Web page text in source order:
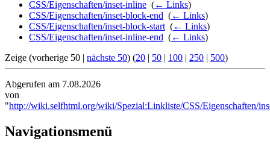
CSS/Eigenschaften/inset-inline (← Links)
CSS/Eigenschaften/inset-block-end (← Links)
CSS/Eigenschaften/inset-block-start (← Links)
CSS/Eigenschaften/inset-inline-end (← Links)
Zeige (vorherige 50 | nächste 50) (20 | 50 | 100 | 250 | 500)
Abgerufen am 7.08.2026
von
"http://wiki.selfhtml.org/wiki/Spezial:Linkliste/CSS/Eigenschaften/
Navigationsmenü